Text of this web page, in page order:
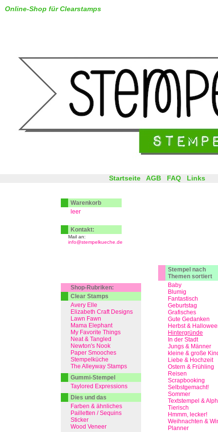
Online-Shop für Clearstamps
Stempel nach
Themen sortiert
Baby
Blumig
Fantastisch
Geburtstag
Grafisches
Gute Gedanken
Herbst &
Hintergründe
In der Stadt
Jungs & Männer
kleine & große
Liebe & Hochzeit
Ostern & Frühling
Reisen
Scrapbooking
Selbstgemacht!
Sommer
Textstempel &
Tierisch
Hmmm, lecker!
Weihnachten &
Planner
Startseite AGB FAQ Links
Warenkorb
leer
Kontakt:
Mail an:
info@stempelkueche.de
Shop-Rubriken:
Clear Stamps
Avery Elle
Elizabeth Craft Designs
Lawn Fawn
Mama Elephant
My Favorite Things
Neat & Tangled
Newton's Nook
Paper Smooches
Stempelküche
The Alleyway Stamps
Gummi-Stempel
Taylored Expressions
Dies und das
Farben & ähnliches
Pailletten / Sequins
Sticker
Wood Veneer